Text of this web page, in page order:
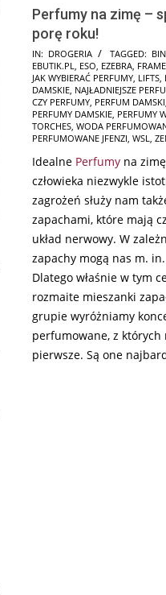
Perfumy na zimę –
porę roku!
2024-
11-
25
IN: DROGERIA TAGGED:
EBUTIK.PL, ESO, EZEBRA,
JAK WYBIERAĆ PERFUMY, LIFTS,
DAMSKIE, NAJŁADNIEJSZE
CZY PERFUMY, PERFUM DAMSKI,
PERFUMY DAMSKIE, PERFUMY
TORCHES, WODA
PERFUMOWANE JFENZI, WSL,
Idealne Perfumy na
człowieka niezwykle
zagrożeń służy nam
zapachami, które mają
układ nerwowy. W
zapachy mogą nas m.
Dlatego właśnie w tym
rozmaite mieszanki
grupie wyróżniamy
perfumowane, z
pierwsze. Są one